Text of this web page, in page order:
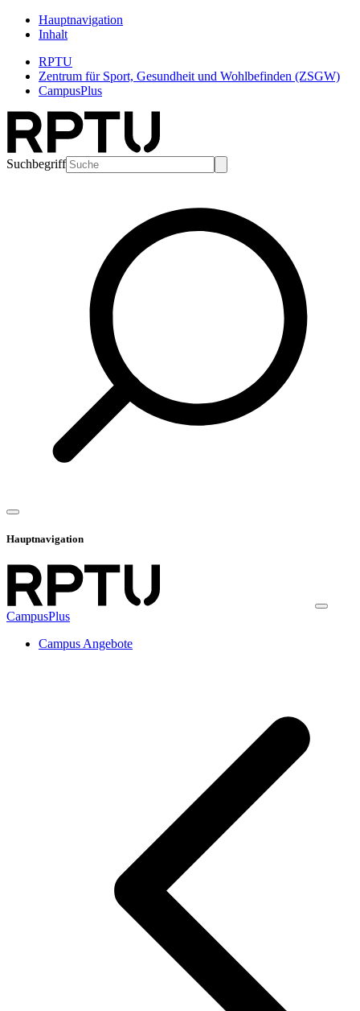
Hauptnavigation
Inhalt
RPTU
Zentrum für Sport, Gesundheit und Wohlbefinden (ZSGW)
CampusPlus
Suchbegriff
Hauptnavigation
CampusPlus
Campus Angebote